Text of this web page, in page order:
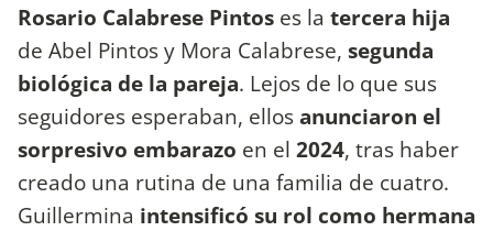
Rosario Calabrese Pintos es la tercera hija
de Abel Pintos y Mora Calabrese, segunda
biológica de la pareja. Lejos de lo que sus
seguidores esperaban, ellosanunciaron el
sorpresivo embarazo en el 2024, tras haber
creado una rutina de una familia de cuatro.
Guillermina intensificó su rol como hermana